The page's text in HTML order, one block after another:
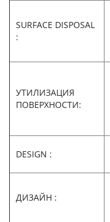
SURFACE DISPOSAL
:
УТИЛИЗАЦИЯ
ПОВЕРХНОСТИ:
DESIGN :
ДИЗАЙН :